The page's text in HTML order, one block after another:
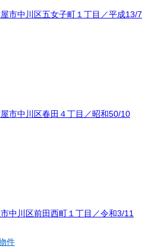
市中川区五女子町１丁目／平成13/7
市中川区春田４丁目／昭和50/10
中川区前田西町１丁目／令和3/11
件